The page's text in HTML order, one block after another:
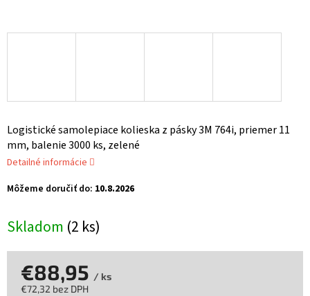
Skladom (2 ks)
Môžeme doručiť do: 10.8.2026
Logistické samolepiace kolieska z pásky 3M 764i, priemer 11
mm, balenie 3000 ks, zelené
Detailné informácie
€88,95 / ks
€72,32 bez DPH